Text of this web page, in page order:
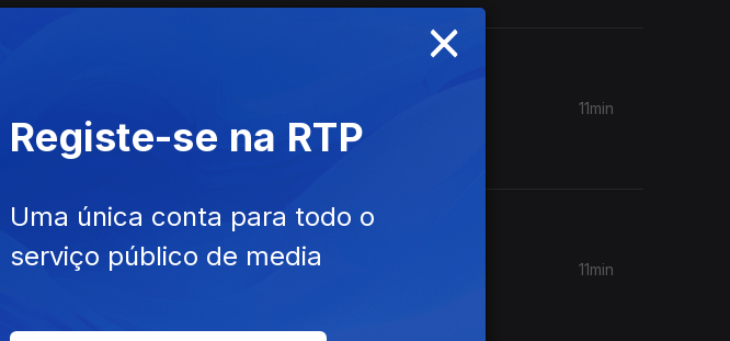
de Caridade, em duas
(pouco mais de 200 mil euros).
11min
de alguns já terem voltado a casa,
exames NEWL nos EUA.
11min
×
Registe-se na RTP
Uma única conta para todo o
serviço público de media